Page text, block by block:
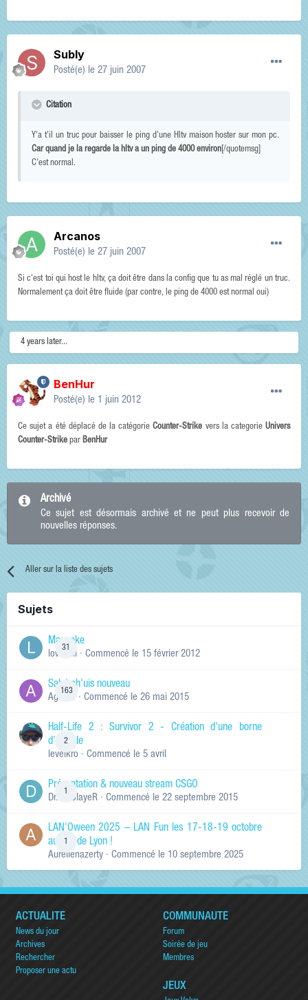
Subly
Posté(e) le 27 juin 2007
Citation
Y'a t'il un truc pour baisser le ping d'une Hltv maison hoster sur mon pc.
Car quand je la regarde la hltv a un ping de 4000 environ [/quotemsg]
C'est normal.
Arcanos
Posté(e) le 27 juin 2007
Si c'est toi qui host le hltv, ça doit être dans la config que tu as mal réglé un truc.
Normalement ça doit être fluide (par contre, le ping de 4000 est normal oui)
4 years later...
BenHur
Posté(e) le 1 juin 2012
Ce sujet a été déplacé de la catégorieCounter-Strike vers la categorieUnivers
Counter-Strike par BenHur
Archivé
Ce sujet est désormais archivé et ne peut plus recevoir de
nouvelles réponses.
Aller sur la liste des sujets
Sujets
31
Manneke
lowskill · Commencé le 15 février 2012
163
Salut ch'uis nouveau
Ag0Nie · Commencé le 26 mai 2015
2
Half-Life 2 : Survivor 2 - Création d'une borne
d'arcade
levelkro · Commencé le 5 avril
Présentation & nouveau stream CSGO
Dr.KinSlayeR · Commencé le 22 septembre 2015
LAN'Oween 2025 – LAN Fun les 17-18-19 octobre
au sud de Lyon !
Aurelienazerty · Commencé le 10 septembre 2025
ACTUALITÉ
News du jour
Archives
Rechercher
Proposer une actu
COMMUNAUTÉ
Forum
Soirée de jeu
Membres
JEUX